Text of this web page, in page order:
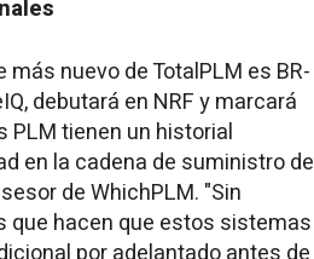
más nuevo de TotalPLM es BR-
debutará en NRF y marcará
PLM tienen un historial
en la cadena de suministro de
de WhichPLM. "Sin
que hacen que estos sistemas